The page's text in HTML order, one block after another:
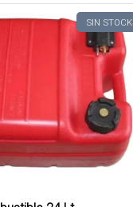
SIN STOCK